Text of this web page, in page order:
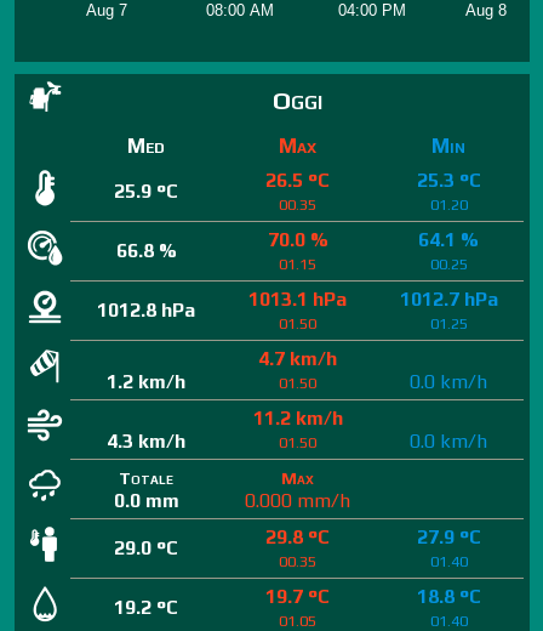
Aug 7 08:00 AM 04:00 PM Aug 8
Oggi
Med Max Min
25.9 °C 26.5 °C
00.35
25.3 °C
01.20
66.8 % 70.0 %
01.15
64.1 %
00.25
1012.8 hPa 1013.1 hPa
01.50
1012.7 hPa
01.25
1.2 km/h
4.7 km/h
01.50 0.0 km/h
4.3 km/h
11.2 km/h
01.50 0.0 km/h
Totale
0.0 mm
Max
0.000 mm/h
29.0 °C 29.8 °C
00.35
27.9 °C
01.40
19.2 °C 19.7 °C
01.05
18.8 °C
01.40